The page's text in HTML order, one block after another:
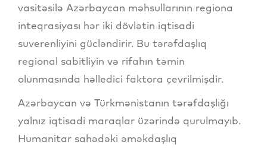
vasitəsilə Azərbaycan məhsullarının regiona
inteqrasiyası hər iki dövlətin iqtisadi
suverenliyini gücləndirir. Bu tərəfdaşlıq
regional sabitliyin və rifahın təmin
olunmasında həlledici faktora çevrilmişdir.
Azərbaycan və Türkmənistanın tərəfdaşlığı
yalnız iqtisadi maraqlar üzərində qurulmayıb.
Humanitar sahədəki əməkdaşlıq